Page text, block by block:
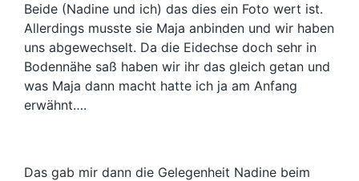
Beide (Nadine und ich) das dies ein Foto wert ist.
Allerdings musste sie Maja anbinden und wir haben
uns abgewechselt. Da die Eidechse doch sehr in
Bodennähe saß haben wir ihr das gleich getan und
was Maja dann macht hatte ich ja am Anfang
erwähnt….
Das gab mir dann die Gelegenheit Nadine beim